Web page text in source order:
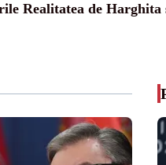
Realitatea de Harghita